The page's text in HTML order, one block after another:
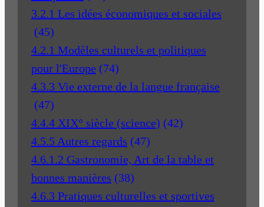
3.2.1 Les idées économiques et sociales
(45)
4.2.1 Modèles culturels et politiques
pour l'Europe (74)
4.3.3 Vie externe de la langue française
(47)
4.4.4 XIX° siècle (science) (42)
4.5.5 Autres regards (47)
4.6.1.2 Gastronomie, Art de la table et
bonnes manières (38)
4.6.3 Pratiques culturelles et sportives